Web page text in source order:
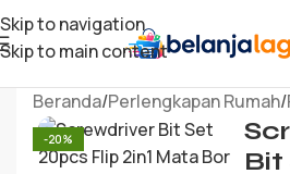
Skip to navigation
Skip to main content
Beranda/Perlengkapan Rumah/
-20%
Bit